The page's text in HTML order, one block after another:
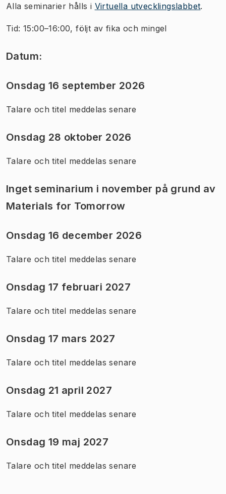
Alla seminarier hålls i Virtuella utvecklingslabbet.
Tid: 15:00–16:00, följt av fika och mingel
Datum:
Onsdag 16 september 2026
Talare och titel meddelas senare
Onsdag 28 oktober 2026
Talare och titel meddelas senare
Inget seminarium i november på grund av
Materials for Tomorrow
Onsdag 16 december 2026
Talare och titel meddelas senare
Onsdag 17 februari 2027
Talare och titel meddelas senare
Onsdag 17 mars 2027
Talare och titel meddelas senare
Onsdag 21 april 2027
Talare och titel meddelas senare
Onsdag 19 maj 2027
Talare och titel meddelas senare